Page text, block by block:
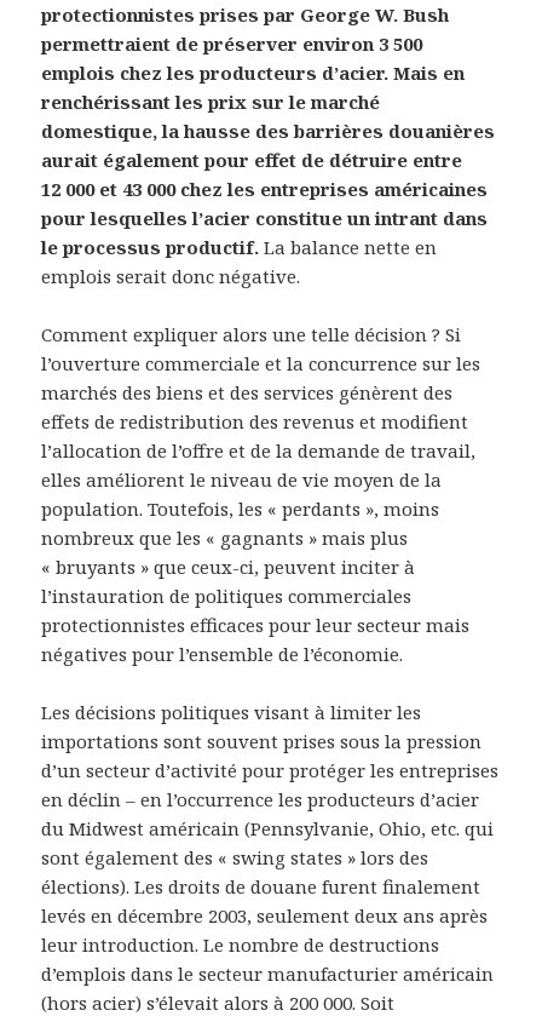
protectionnistes prises par George W. Bush
permettraient de préserver environ 3 500
emplois chez les producteurs d’acier. Mais en
renchérissant les prix sur le marché
domestique, la hausse des barrières douanières
aurait également pour effet de détruire entre
12 000 et 43 000 chez les entreprises américaines
pour lesquelles l’acier constitue un intrant dans
le processus productif. La balance nette en
emplois serait donc négative.
Comment expliquer alors une telle décision ? Si
l’ouverture commerciale et la concurrence sur les
marchés des biens et des services génèrent des
effets de redistribution des revenus et modifient
l’allocation de l’offre et de la demande de travail,
elles améliorent le niveau de vie moyen de la
population. Toutefois, les « perdants », moins
nombreux que les « gagnants » mais plus
« bruyants » que ceux-ci, peuvent inciter à
l’instauration de politiques commerciales
protectionnistes efficaces pour leur secteur mais
négatives pour l’ensemble de l’économie.
Les décisions politiques visant à limiter les
importations sont souvent prises sous la pression
d’un secteur d’activité pour protéger les entreprises
en déclin – en l’occurrence les producteurs d’acier
du Midwest américain (Pennsylvanie, Ohio, etc. qui
sont également des « swing states » lors des
élections). Les droits de douane furent finalement
levés en décembre 2003, seulement deux ans après
leur introduction. Le nombre de destructions
d’emplois dans le secteur manufacturier américain
(hors acier) s’élevait alors à 200 000. Soit